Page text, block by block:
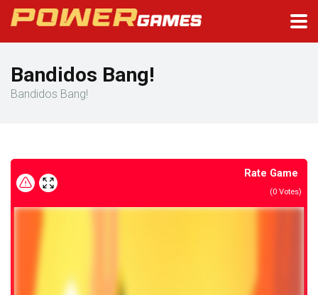
Bandidos Bang!
Bandidos Bang!
Rate Game
(0 Votes)